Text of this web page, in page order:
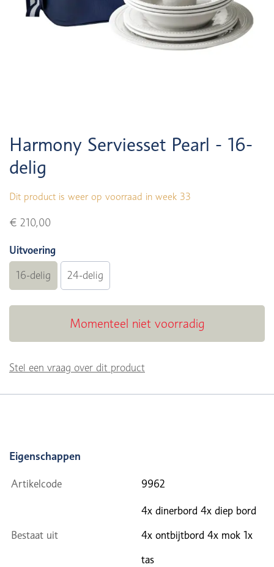
Harmony Serviesset Pearl - 16-
delig
Dit product is weer op voorraad in week 33
€ 210,00
Uitvoering
16-delig 24-delig
Momenteel niet voorradig
Stel een vraag over dit product
Eigenschappen
Artikelcode 9962
Bestaat uit
4x dinerbord 4x diep bord
4x ontbijtbord 4x mok 1x
tas